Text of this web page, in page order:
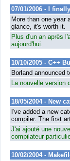
07/01/2006 - I
More than one year
glance, it's worth it.
Plus d'un an après
aujourd'hui.
10/10/2005 - C++
Borland announced
La nouvelle version
18/05/2004 - New
I've added a new
compiler. The first
J'ai ajouté une
compilateur
10/02/2004 -